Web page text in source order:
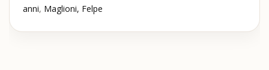
anni, Maglioni, Felpe